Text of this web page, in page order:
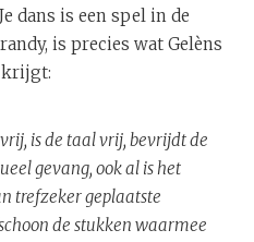
dans is een spel in de
is precies wat Gelèns
krijgt:
is de taal vrij, bevrijdt de
gevang, ook al is het
trefzeker geplaatste
de stukken waarmee